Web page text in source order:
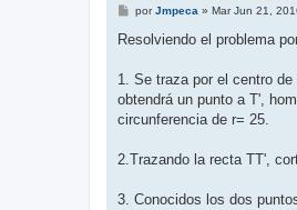
M
n
porJmpeca» Mar Jun 21,
Resolviendo el problema
1. Se traza por el centro
obtendrá un punto a T',
circunferencia de r= 25.
2.Trazando la recta TT',
3. Conocidos los dos